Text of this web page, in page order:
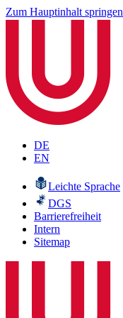
Zum Hauptinhalt springen
DE
EN
Leichte Sprache
DGS
Barrierefreiheit
Intern
Sitemap